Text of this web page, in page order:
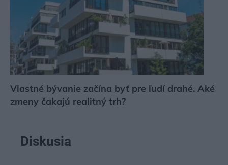
Vlastné bývanie začína byť pre ľudí drahé. Aké
zmeny čakajú realitný trh?
Diskusia